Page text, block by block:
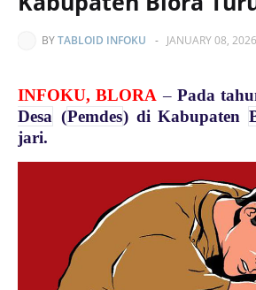
BYTABLOID INFOKU - JANUARY 08, 2026
INFOKU, BLORA – Pada
Desa (Pemdes) di Kabupaten
jari.